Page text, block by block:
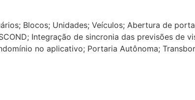
Blocos; Unidades; Veículos; Abertura de
Integração de sincronia das previsões de
no aplicativo; Portaria Autônoma;